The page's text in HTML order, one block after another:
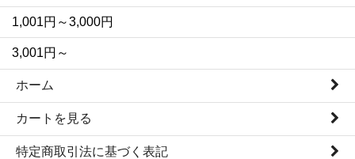
1,001円～3,000円
3,001円～
ホーム
カートを見る
特定商取引法に基づく表記